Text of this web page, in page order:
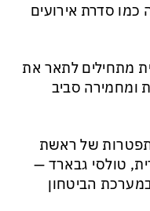
כמו סדרת אירועים
מתחילים לתאר את
ומחמירה סביב
של ראשת
טולסי גבארד —
הביטחון